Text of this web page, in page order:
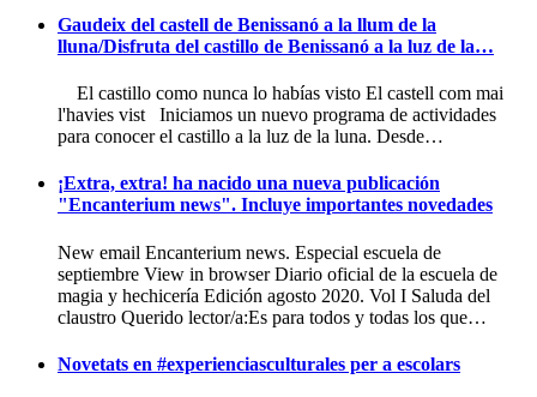
Gaudeix del castell de Benissanó a la llum de la
lluna/Disfruta del castillo de Benissanó a la luz de la…
El castillo como nunca lo habías visto El castell com mai
l'havies vist Iniciamos un nuevo programa de actividades
para conocer el castillo a la luz de la luna. Desde…
¡Extra, extra! ha nacido una nueva publicación
"Encanterium news". Incluye importantes novedades
New email Encanterium news. Especial escuela de
septiembre View in browser Diario oficial de la escuela de
magia y hechicería Edición agosto 2020. Vol I Saluda del
claustro Querido lector/a:Es para todos y todas los que…
Novetats en #experienciasculturales per a escolars